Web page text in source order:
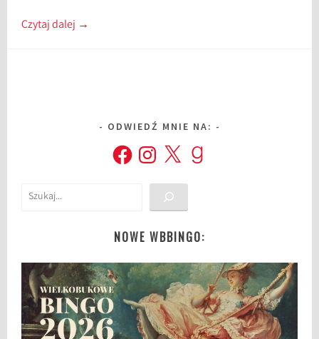
Czytaj dalej →
ODWIEDŹ MNIE NA:
FacebookInstagram
X Goodreads
Szukaj
NOWE WBBINGO: